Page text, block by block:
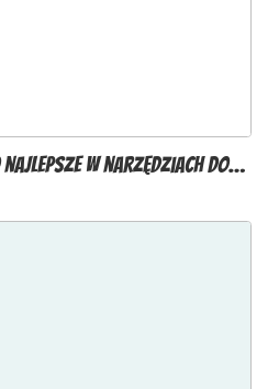
w narzędziach do…